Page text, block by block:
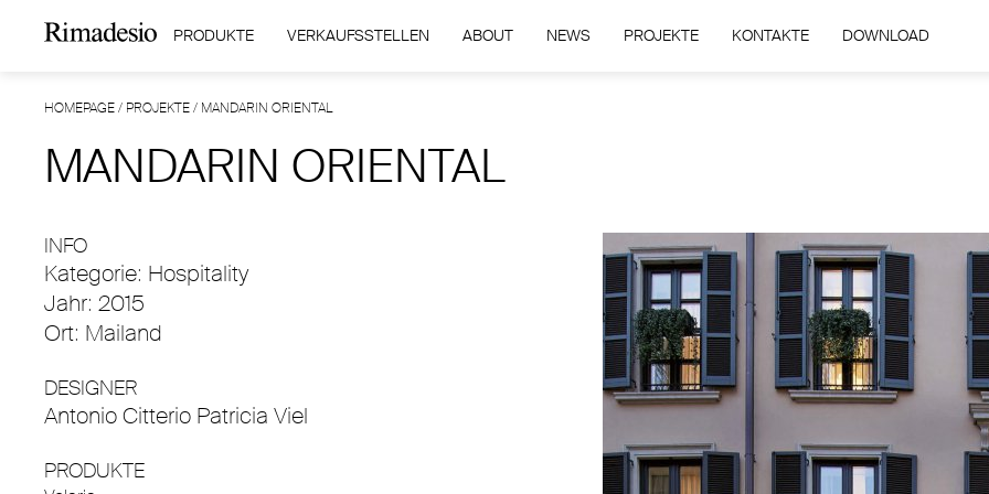
PRODUKTE VERKAUFSSTELLEN ABOUT NEWS PROJEKTE KONTAKTE DOWNLOAD
HOMEPAGE/ PROJEKTE/ MANDARIN ORIENTAL
MANDARIN ORIENTAL
INFO
Kategorie: Hospitality
Jahr: 2015
Ort: Mailand
DESIGNER
Antonio Citterio Patricia Viel
PRODUKTE